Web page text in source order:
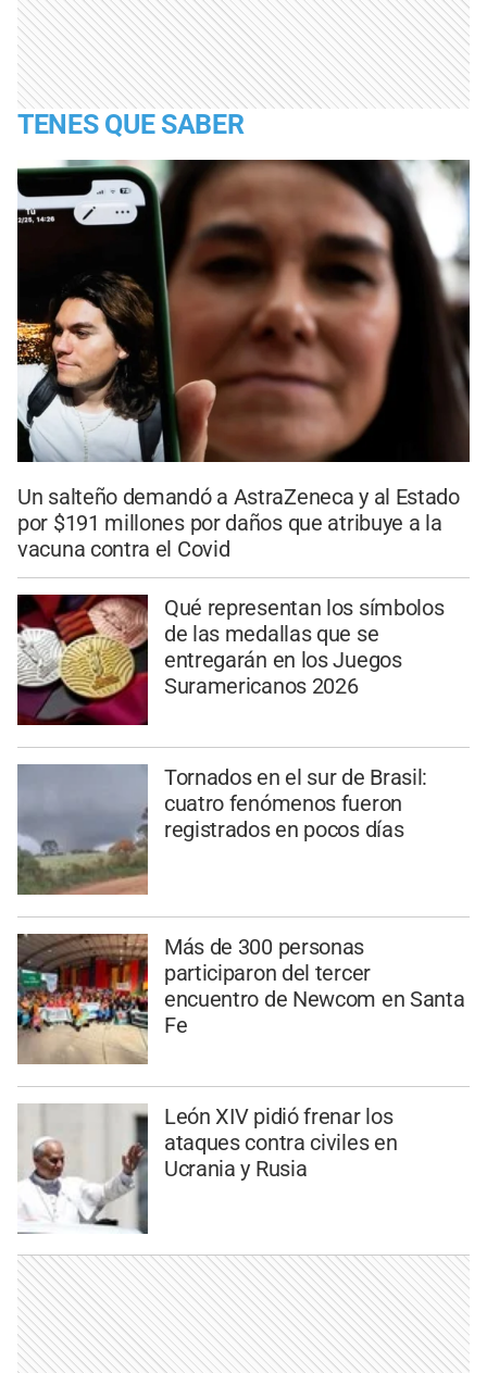
TENES QUE SABER
Un salteño demandó a AstraZeneca y al Estado
por $191 millones por daños que atribuye a la
vacuna contra el Covid
Qué representan los símbolos
de las medallas que se
entregarán en los Juegos
Suramericanos 2026
Tornados en el sur de Brasil:
cuatro fenómenos fueron
registrados en pocos días
Más de 300 personas
participaron del tercer
encuentro de Newcom en Santa
Fe
León XIV pidió frenar los
ataques contra civiles en
Ucrania y Rusia